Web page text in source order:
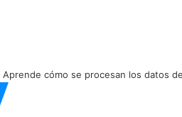
Aprende cómo se procesan los datos